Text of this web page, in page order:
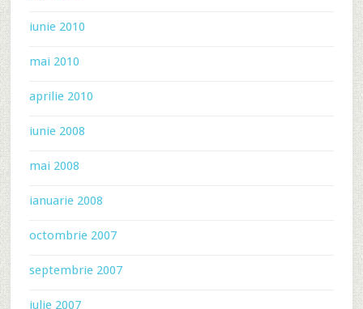
iunie 2010
mai 2010
aprilie 2010
iunie 2008
mai 2008
ianuarie 2008
octombrie 2007
septembrie 2007
iulie 2007